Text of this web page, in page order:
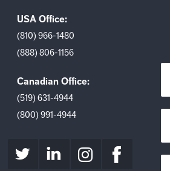
USA Office:
(810) 966-1480
(888) 806-1156
Canadian Office:
(519) 631-4944
(800) 991-4944